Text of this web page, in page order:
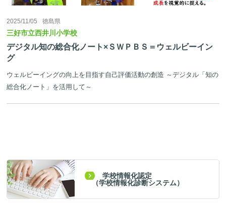
2025/11/05 徳島県
三好市立西井川小学校
デジタル知の総合化ノート×ＳＷＰＢＳ＝ウェルビーイン
グ
ウェルビーイングの向上を目指す自己評価活動の創造 ～デジタル「知の
総合化ノート」を活用して～
学校情報化認定
（学校情報化診断システム）